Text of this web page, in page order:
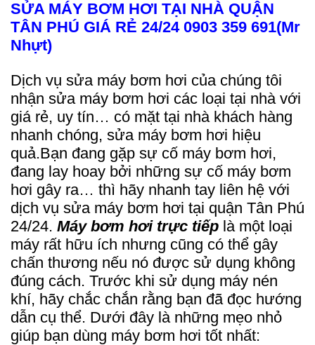
SỬA MÁY BƠM HƠI TẠI NHÀ QUẬN
TÂN PHÚ GIÁ RẺ 24/24 0903 359 691(Mr
Nhựt)
Dịch vụ sửa máy bơm hơi của chúng tôi
nhận sửa máy bơm hơi các loại tại nhà với
giá rẻ, uy tín… có mặt tại nhà khách hàng
nhanh chóng, sửa máy bơm hơi hiệu
quả.Bạn đang gặp sự cố máy bơm hơi,
đang lay hoay bởi những sự cố máy bơm
hơi gây ra… thì hãy nhanh tay liên hệ với
dịch vụ sửa máy bơm hơi tại quận Tân Phú
24/24. Máy bơm hơi trực tiếp là một loại
máy rất hữu ích nhưng cũng có thể gây
chấn thương nếu nó được sử dụng không
đúng cách. Trước khi sử dụng máy nén
khí, hãy chắc chắn rằng bạn đã đọc hướng
dẫn cụ thể. Dưới đây là những mẹo nhỏ
giúp bạn dùng máy bơm hơi tốt nhất: